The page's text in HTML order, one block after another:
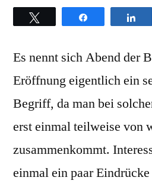
in
Es nennt sich Abend der
Eröffnung eigentlich ein
Begriff, da man bei
erst einmal teilweise von
zusammenkommt.
einmal ein paar